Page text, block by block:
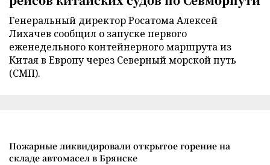
Генеральный директор Росатома Алексей
Лихачев сообщил о запуске первого
еженедельного контейнерного маршрута из
Китая в Европу через Северный морской путь
(СМП).
Пожарные ликвидировали открытое горение на
складе автомасел в Брянске